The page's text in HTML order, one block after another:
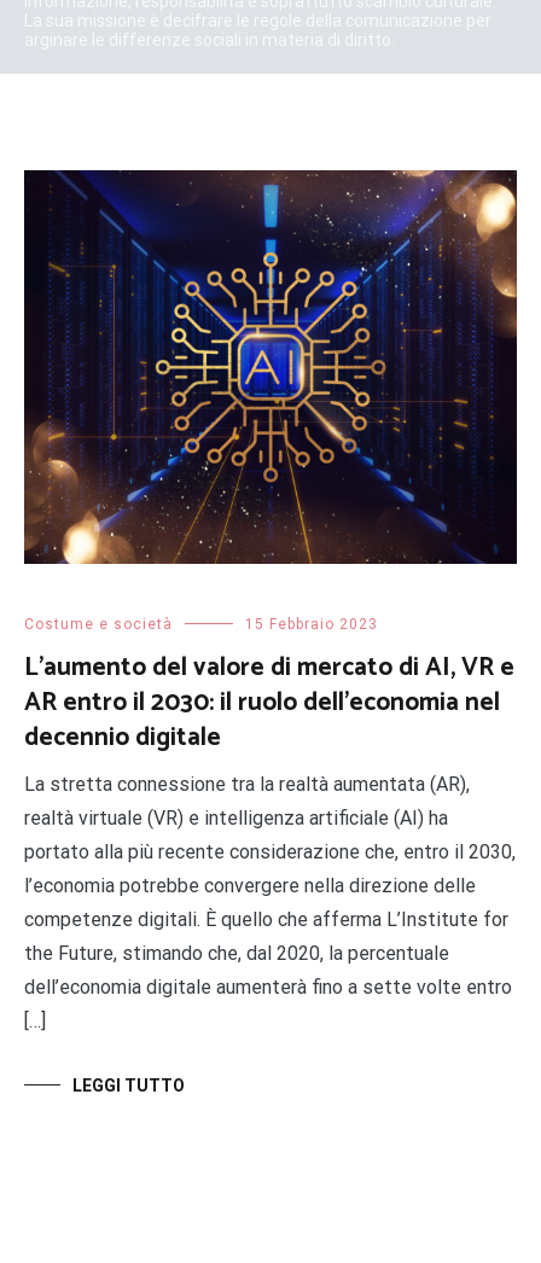
La sua missione è decifrare le regole della comunicazione per
arginare le differenze sociali in materia di diritto.
Costume e società 15 Febbraio 2023
L’aumento del valore di mercato di AI, VR e
AR entro il 2030: il ruolo dell’economia nel
decennio digitale
La stretta connessione tra la realtà aumentata (AR),
realtà virtuale (VR) e intelligenza artificiale (AI) ha
portato alla più recente considerazione che, entro il 2030,
l’economia potrebbe convergere nella direzione delle
competenze digitali. È quello che afferma L’Institute for
the Future, stimando che, dal 2020, la percentuale
dell’economia digitale aumenterà fino a sette volte entro
[…]
LEGGI TUTTO